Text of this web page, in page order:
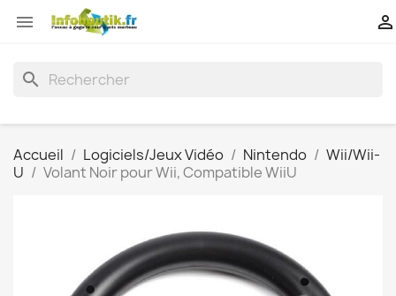
 
search
Accueil Logiciels/Jeux Vidéo Nintendo
Wii/Wii-
U
Volant Noir pour Wii, Compatible WiiU